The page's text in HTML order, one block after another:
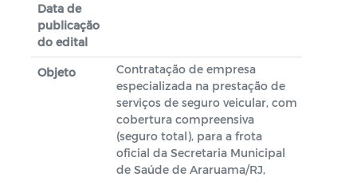
Data de
publicação
do edital
Objeto
Contratação de empresa
especializada na prestação de
serviços de seguro veicular, com
cobertura compreensiva
(seguro total), para a frota
oficial da Secretaria Municipal
de Saúde de Araruama/RJ,